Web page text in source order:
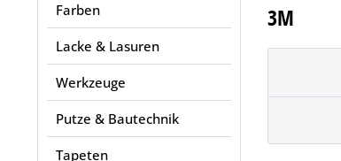
Farben
Lacke & Lasuren
Werkzeuge
Putze & Bautechnik
Tapeten
3M